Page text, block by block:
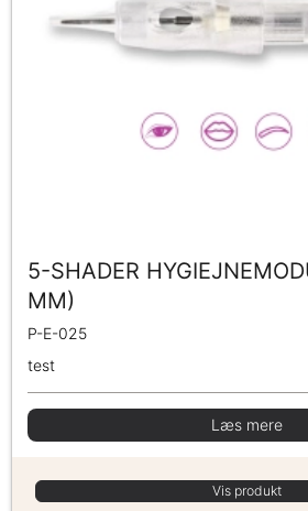
5-SHADER
MM)
P-E-025
test
Læs mere
Vis produkt